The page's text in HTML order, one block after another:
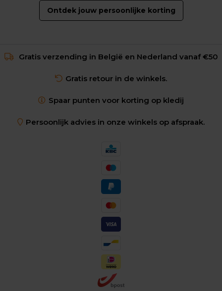
Ontdek jouw persoonlijke korting
Gratis verzending in België en Nederland vanaf €50
Gratis retour in de winkels.
Spaar punten voor korting op kledij
Persoonlijk advies in onze winkels op afspraak.